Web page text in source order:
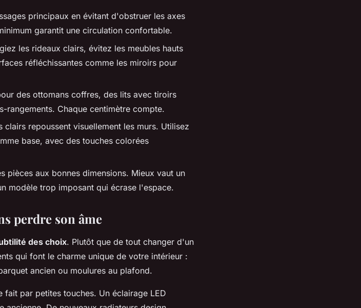
principaux en évitant d'obstruer les axes
garantit une circulation confortable.
les rideaux clairs, évitez les meubles hauts
réfléchissantes comme les miroirs pour
des ottomans coffres, des lits avec tiroirs
rangements. Chaque centimètre compte.
clairs repoussent visuellement les murs. Utilisez
base, avec des touches colorées
pièces aux bonnes dimensions. Mieux vaut un
modèle trop imposant qui écrase l'espace.
perdre son âme
des choix. Plutôt que de tout changer d'un
qui font le charme unique de votre intérieur :
ancien ou moulures au plafond.
par petites touches. Un éclairage LED